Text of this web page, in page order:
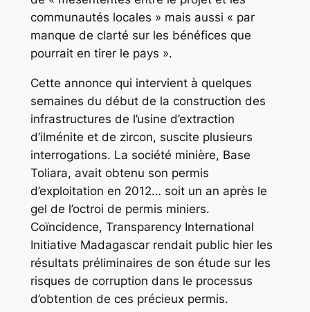
communautés locales » mais aussi « par
manque de clarté sur les bénéfices que
pourrait en tirer le pays ».
Cette annonce qui intervient à quelques
semaines du début de la construction des
infrastructures de l’usine d’extraction
d’ilménite et de zircon, suscite plusieurs
interrogations. La société minière, Base
Toliara, avait obtenu son permis
d’exploitation en 2012… soit un an après le
gel de l’octroi de permis miniers.
Coïncidence, Transparency International
Initiative Madagascar rendait public hier les
résultats préliminaires de son étude sur les
risques de corruption dans le processus
d’obtention de ces précieux permis.